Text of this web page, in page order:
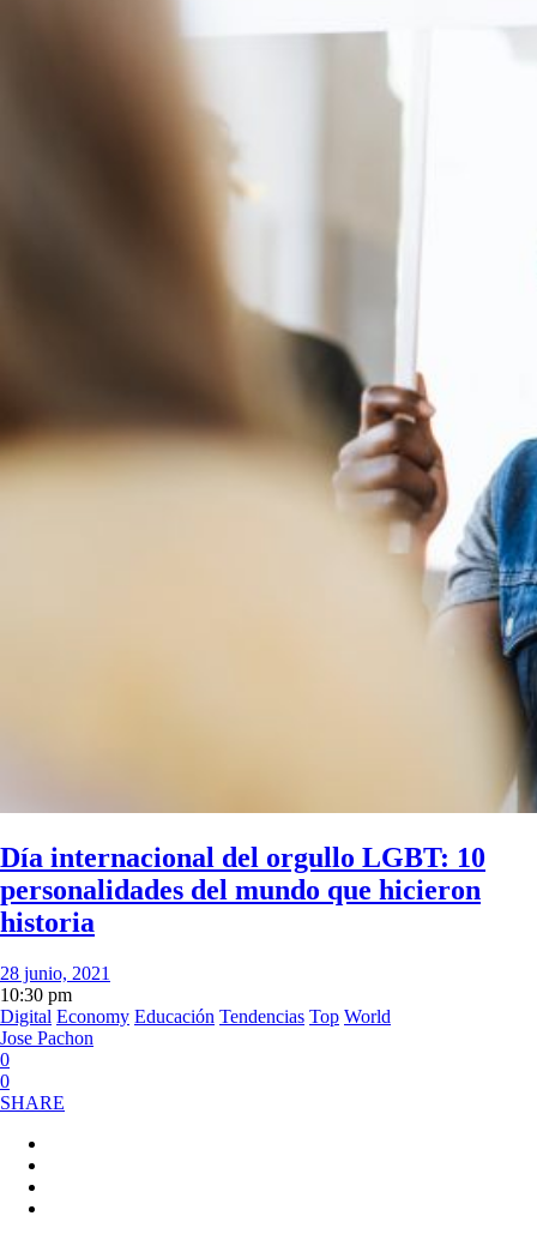
Día internacional del orgullo LGBT: 10
personalidades del mundo que hicieron
historia
28 junio, 2021
10:30 pm
Digital Economy Educación Tendencias Top World
Jose Pachon
0
0
SHARE